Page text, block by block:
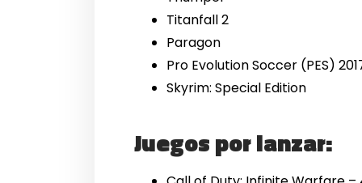
Titanfall 2
Paragon
Pro Evolution Soccer (PES)
Skyrim: Special Edition
Juegos por lanzar: